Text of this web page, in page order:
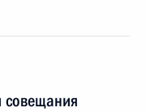
совещания